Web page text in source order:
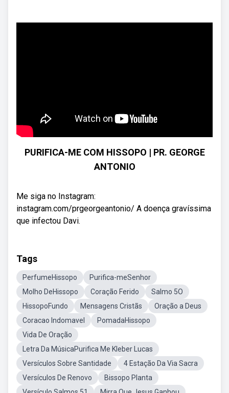
PURIFICA-ME COM HISSOPO | PR. GEORGE
ANTONIO
Me siga no Instagram:
instagram.com/prgeorgeantonio/ A doença gravíssima
que infectou Davi.
Tags
PerfumeHissopo
Purifica-meSenhor
Molho DeHissopo
Coração Ferido
Salmo 5O
HissopoFundo
Mensagens Cristãs
Oração a Deus
Coracao Indomavel
PomadaHissopo
Vida De Oração
Letra Da MúsicaPurifica Me Kleber Lucas
Versículos Sobre Santidade
4 Estação Da Via Sacra
Versículos De Renovo
Bissopo Planta